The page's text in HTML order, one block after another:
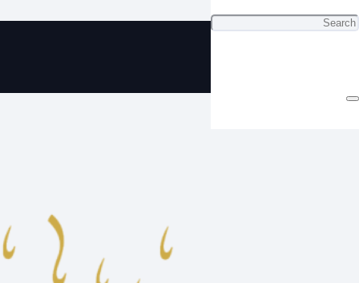
ي سبحة تفصال مصممة بشعار نادي